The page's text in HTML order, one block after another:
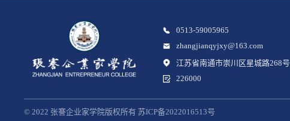
0513-59005965
zhangjianqyjxy@163.com
江苏省南通市崇川区星城路268号
226000
© 2022 张謇企业家学院版权所有 苏ICP备2022016513号